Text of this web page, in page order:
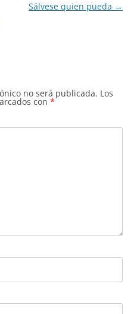
Sálvese quien pueda →
no será publicada. Los
con *